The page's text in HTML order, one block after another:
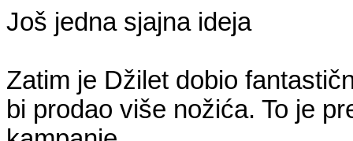
Još jedna sjajna ideja
Zatim je Džilet dobio
bi prodao više nožića. To je